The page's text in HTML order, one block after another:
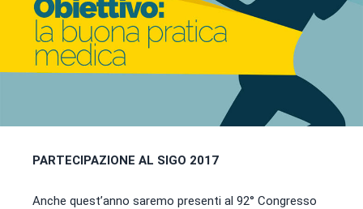
PARTECIPAZIONE AL SIGO 2017
Anche quest’anno saremo presenti al 92° Congresso